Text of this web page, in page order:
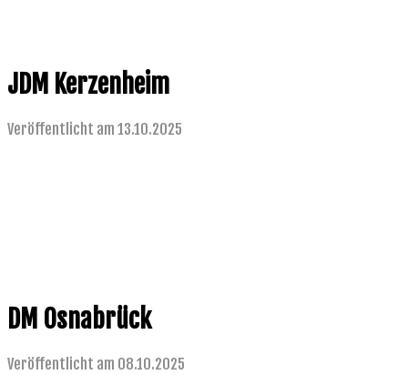
JDM Kerzenheim
Veröffentlicht am 13.10.2025
DM Osnabrück
Veröffentlicht am 08.10.2025